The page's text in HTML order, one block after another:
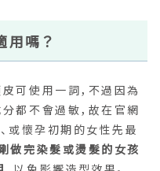
用嗎？
可使用一詞，不過因為
都不會過敏，故在官網
或懷孕初期的女性先最
做完染髮或燙髮的女孩